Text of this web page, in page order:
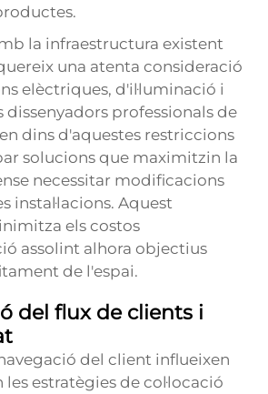
la infraestructura existent
una atenta consideració
elèctriques, d'il·luminació i
dissenyadors professionals de
dins d'aquestes restriccions
solucions que maximitzin la
necessitar modificacions
instal·lacions. Aquest
els costos
assolint alhora objectius
de l'espai.
del flux de clients i
del client influeixen
estratègies de col·locació